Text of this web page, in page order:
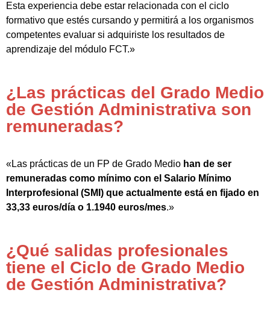
Esta experiencia debe estar relacionada con el ciclo
formativo que estés cursando y permitirá a los organismos
competentes evaluar si adquiriste los resultados de
aprendizaje del módulo FCT.»
¿Las prácticas del Grado Medio
de Gestión Administrativa son
remuneradas?
«Las prácticas de un FP de Grado Medio han de ser
remuneradas como mínimo con el Salario Mínimo
Interprofesional (SMI) que actualmente está en fijado en
33,33 euros/día o 1.1940 euros/mes.»
¿Qué salidas profesionales
tiene el Ciclo de Grado Medio
de Gestión Administrativa?